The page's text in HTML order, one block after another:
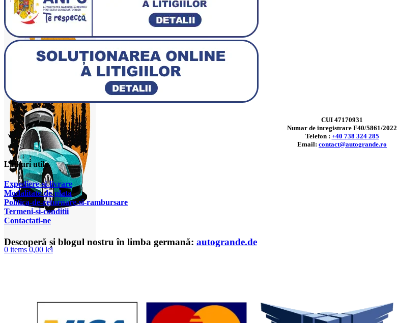
0 items 0,00 lei
CUI 47170931
Numar de inregistrare F40/5861/2022
Telefon : +40 738 324 285
Email: contact@autogrande.ro
Linkuri utile
Expediere-si-livrare
Modalitate-de-plata
Politica-de-returnare-si-rambursare
Termeni-si-conditii
Contactati-ne
Descoperă și blogul nostru în limba germană: autogrande.de